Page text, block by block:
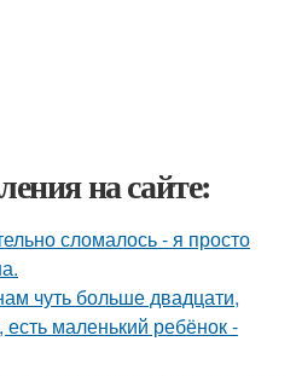
на сайте:
сломалось - я просто
чуть больше двадцати,
есть маленький ребёнок -